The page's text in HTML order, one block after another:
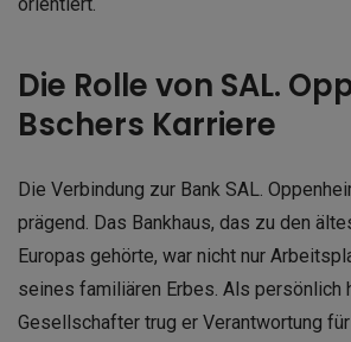
Die Rolle von SAL.
Bschers Karriere
Die Verbindung zur Bank SAL.
prägend. Das Bankhaus, das zu den
Europas gehörte, war nicht nur
seines familiären Erbes. Als persönlich
Gesellschafter trug er Verantwortung